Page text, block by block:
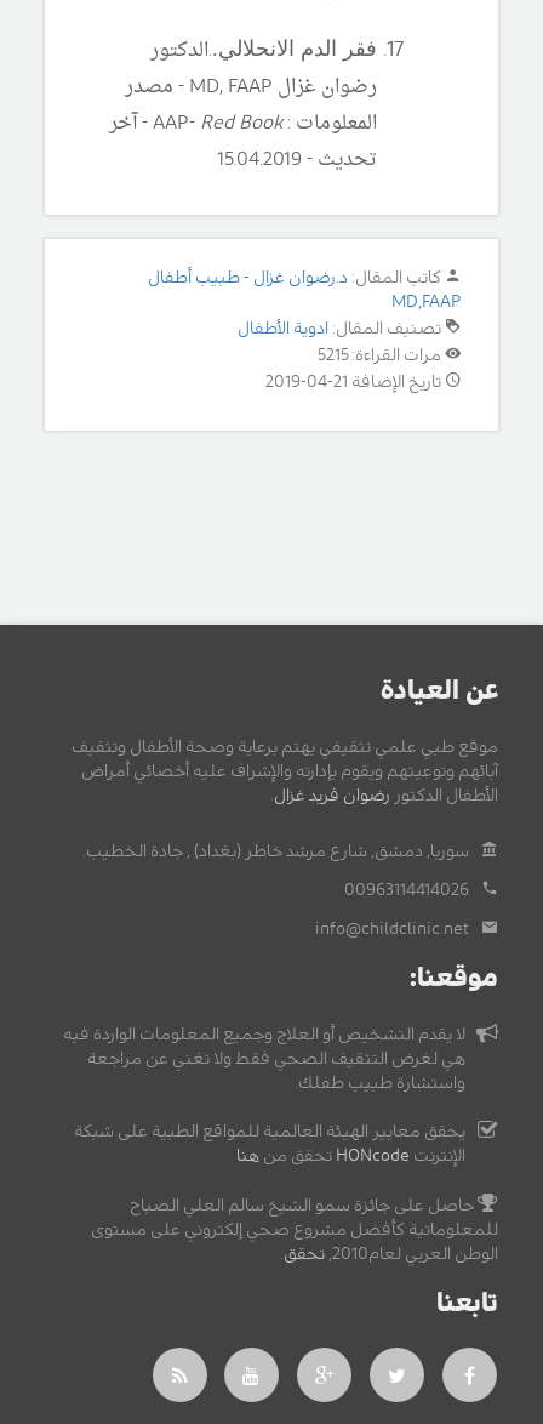
فقر الدم الانحلالي..الدكتور
رضوان غزال MD, FAAP- مصدر
المعلومات :
AAP-Red Book
-آخر
تحديث - 15.04.2019
كاتب المقال: د.رضوان غزال - طبيب أطفال
MD,FAAP
تصنيف المقال: ادوية الأطفال
مرات القراءة: 5215
تاريخ الإضافة 21-04-2019
عن العيادة
موقع طبي علمي تثقيفي يهتم برعاية وصحة الأطفال وتثقيف
آبائهم وتوعيتهم ويقوم بإدارته والإشراف عليه أخصائي أمراض
الأطفال الدكتور رضوان فريد غزال.
سوريا, دمشق, شارع مرشد خاطر (بغداد) , جادة الخطيب.
00963114414026
info@childclinic.net
موقعنا:
لا يقدم التشخيص أو العلاج وجميع المعلومات الواردة فيه
هي لغرض التثقيف الصحي فقط ولا تغني عن مراجعة
واستشارة طبيب طفلك.
يحقق معايير الهيئة العالمية للمواقع الطبية على شبكة
الإنترنت HONcode تحقق من هنا
حاصل على جائزة سمو الشيخ سالم العلي الصباح
للمعلوماتية كأفضل مشروع صحي إلكتروني على مستوى
الوطن العربي لعام2010,
تحقق.
تابعنا